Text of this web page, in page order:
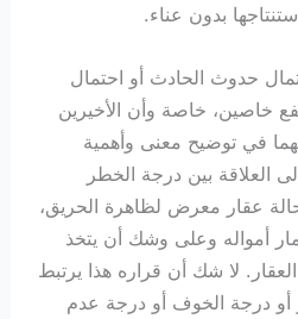
بدون عناء.
حدوث الحادث أو احتمال
خاصين، خاصة وأن الأخيرين
في توضيح معنى وأهمية
العلاقة بين درجة الخطر
عقار معرض لظاهرة الحريق،
أمواله وعلى وشك أن يتخذ
لا شك أن قراره هذا يرتبط
أو درجة الخوف أو درجة عدم